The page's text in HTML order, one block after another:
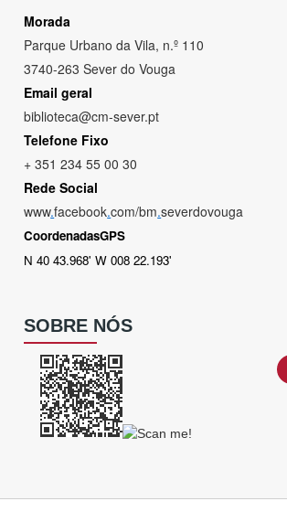
Morada
Parque Urbano da Vila, n.º 110
3740-263 Sever do Vouga
Email geral
biblioteca@cm-sever.pt
Telefone Fixo
+ 351 234 55 00 30
Rede Social
www.facebook.com/bm.severdovouga
CoordenadasGPS
N 40 43.968' W 008 22.193'
SOBRE NÓS